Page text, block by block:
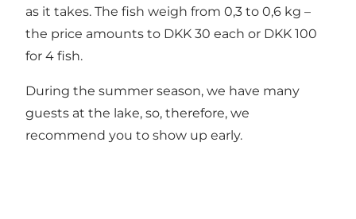
as it takes. The fish weigh from 0,3 to 0,6 kg –
the price amounts to DKK 30 each or DKK 100
for 4 fish.
During the summer season, we have many
guests at the lake, so, therefore, we
recommend you to show up early.